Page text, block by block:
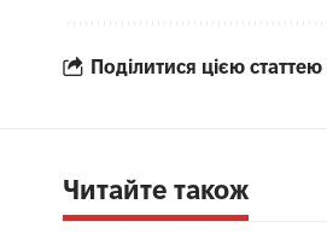
Поділитися цією статтею
Читайте також